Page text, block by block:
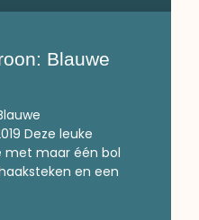
Blauwe
Deze leuke
met maar één bol
en een